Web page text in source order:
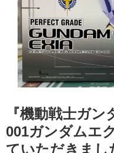
『機動戦士ガ
001ガンダムエ
ていただきまし